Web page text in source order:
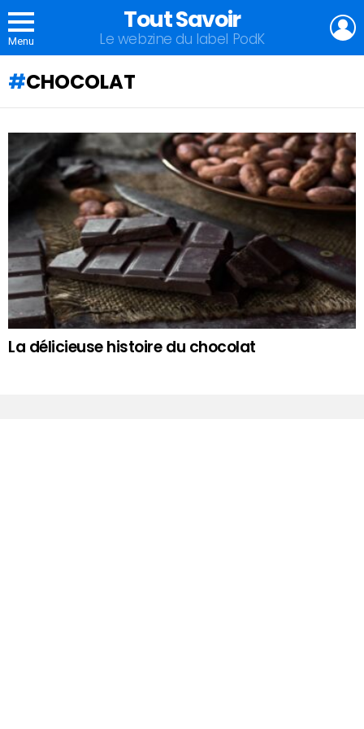
Menu
Tout Savoir
Le webzine du label PodK
CHOCOLAT
QU'ALLEZ-
VOUS
APPRENDRE
AUJOURD'HUI
La délicieuse histoire du chocolat